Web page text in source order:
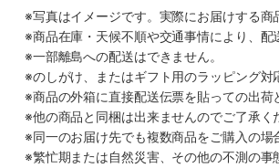
※写真はイメージです。実際にお届けする商
※商品在庫・天候不順や交通事情により、配
※一部離島への配送はできません。
※のしがけ、またはギフト用のラッピング対
※商品の外箱に直接配送伝票を貼っての出荷
※他の商品と同梱は出来ませんのでご了承く
※同一のお届け先でも複数商品をご購入の場
※繁忙期または自然災害、その他の不測の事